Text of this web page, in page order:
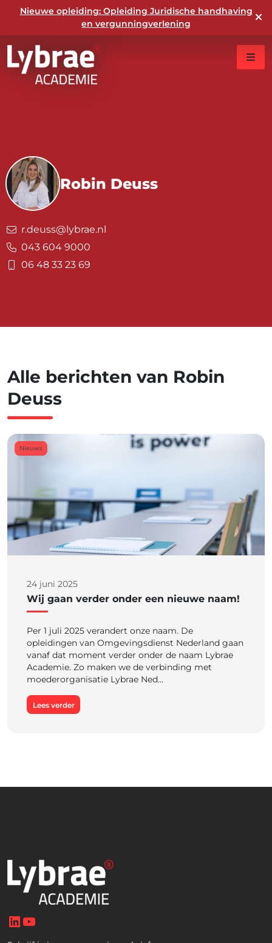
Nieuwe opleiding: Opleiding Juridische handhaving
en vergunningverlening
Robin Deuss
r.deuss@lybrae.nl
043 604 9000
06 48 33 23 69
Alle berichten van Robin
Deuss
Nieuws
24 juni 2025
Wij gaan verder onder een nieuwe naam!
Per 1 juli 2025 verandert onze naam. De
opleidingen van Omgevingsdienst Nederland gaan
vanaf dat moment verder onder de naam Lybrae
Academie. Zo maken we de verbinding met
moederorganisatie Lybrae Ned...
Lees verder
LinkedIn